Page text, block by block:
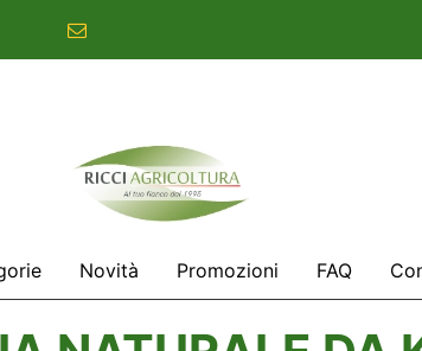
Novità Promozioni FAQ